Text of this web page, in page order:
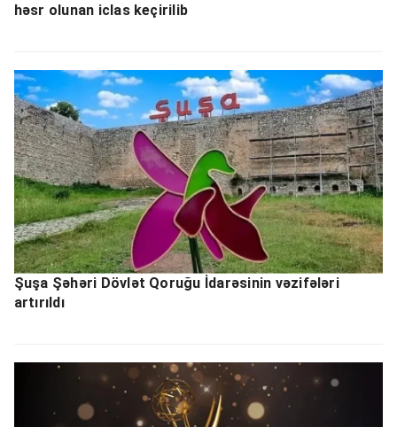
həsr olunan iclas keçirilib
Şuşa Şəhəri Dövlət Qoruğu İdarəsinin vəzifələri
artırıldı